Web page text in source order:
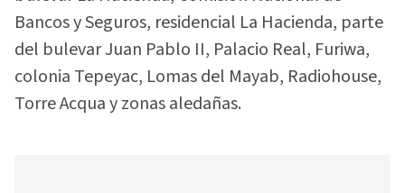
Bancos y Seguros, residencial La Hacienda, parte
del bulevar Juan Pablo II, Palacio Real, Furiwa,
colonia Tepeyac, Lomas del Mayab, Radiohouse,
Torre Acqua y zonas aledañas.